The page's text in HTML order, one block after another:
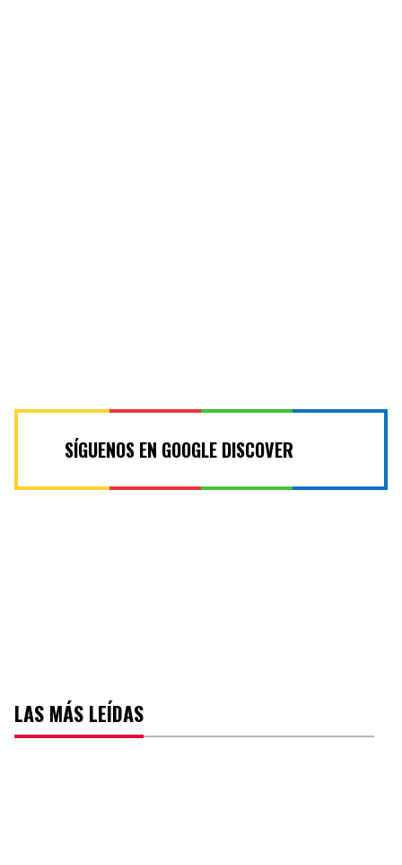
SÍGUENOS EN GOOGLE DISCOVER
LAS MÁS LEÍDAS